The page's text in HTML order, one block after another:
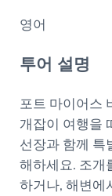
영어
투어 설명
포트 마이어스
개잡이 여행을
선장과 함께 특
해하세요. 조개
하거나, 해변에